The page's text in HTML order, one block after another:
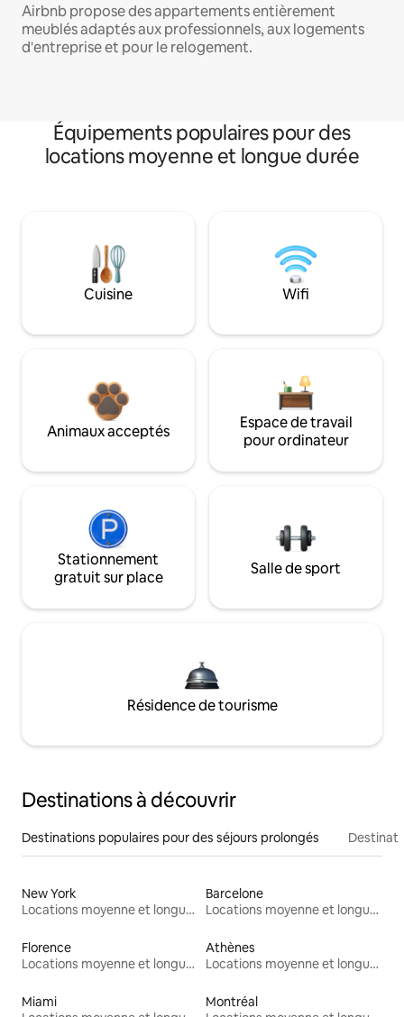
Airbnb propose des appartements entièrement
meublés adaptés aux professionnels, aux logements
d'entreprise et pour le relogement.
Équipements populaires pour des
locations moyenne et longue durée
Cuisine Wifi
Animaux acceptés
Espace de travail
pour ordinateur
Stationnement
gratuit sur place
Salle de sport
Résidence de tourisme
Destinations à découvrir
Destinations populaires pour des séjours prolongés
New York
Locations moyenne et longue durée
Barcelone
Locations moyenne et longue durée
Florence
Locations moyenne et longue durée
Athènes
Locations moyenne et longue durée
Miami
Montréal